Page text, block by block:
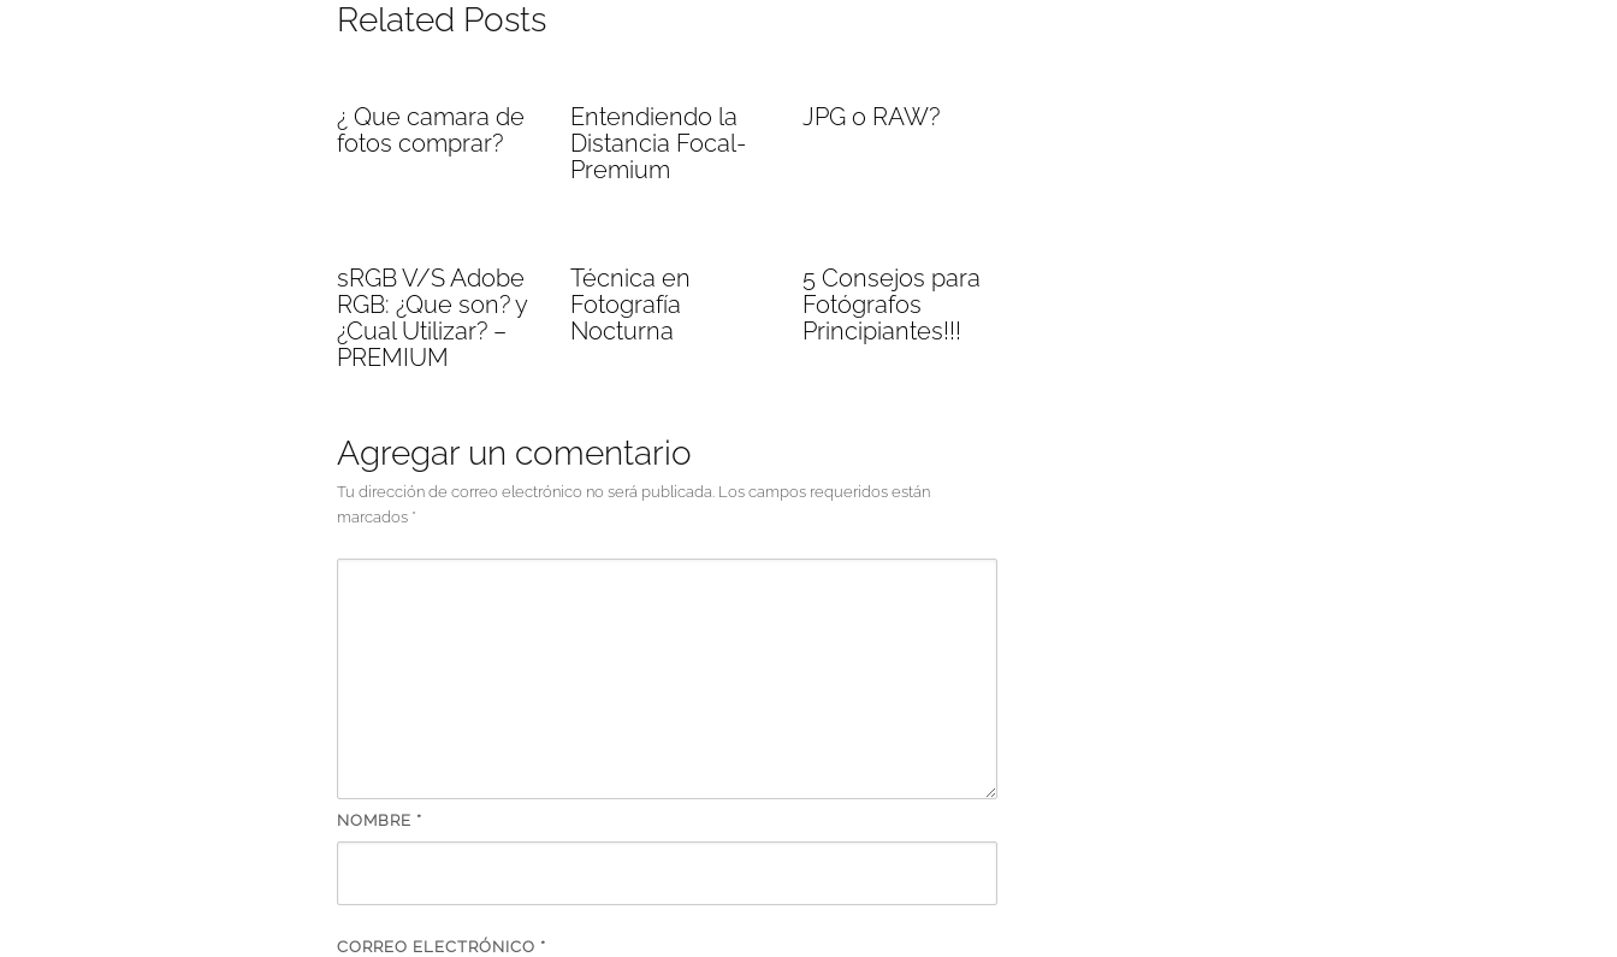
Related Posts
¿ Que camara de
fotos comprar?
Entendiendo la
Distancia Focal-
Premium
JPG o RAW?
sRGB V/S Adobe
RGB: ¿Que son? y
¿Cual Utilizar? –
PREMIUM
Técnica en
Fotografía
Nocturna
5 Consejos para
Fotógrafos
Principiantes!!!
Agregar un comentario
Tu dirección de correo electrónico no será publicada. Los campos requeridos están
marcados *
NOMBRE *
CORREO ELECTRÓNICO *